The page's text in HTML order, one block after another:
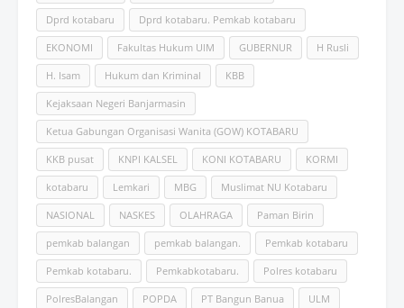
Dprd kotabaru Dprd kotabaru. Pemkab kotabaru
EKONOMI Fakultas Hukum UlM GUBERNUR H Rusli
H. Isam Hukum dan Kriminal KBB
Kejaksaan Negeri Banjarmasin
Ketua Gabungan Organisasi Wanita (GOW) KOTABARU
KKB pusat KNPI KALSEL KONI KOTABARU KORMI
kotabaru Lemkari MBG Muslimat NU Kotabaru
NASIONAL NASKES OLAHRAGA Paman Birin
pemkab balangan pemkab balangan. Pemkab kotabaru
Pemkab kotabaru. Pemkabkotabaru. Polres kotabaru
PolresBalangan POPDA PT Bangun Banua ULM